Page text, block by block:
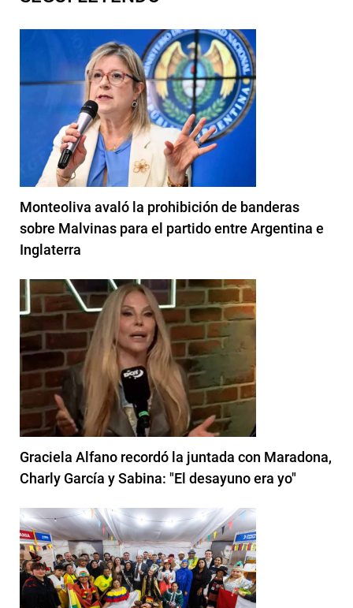
Monteoliva avaló la prohibición de banderas
sobre Malvinas para el partido entre Argentina e
Inglaterra
Graciela Alfano recordó la juntada con Maradona,
Charly García y Sabina: "El desayuno era yo"